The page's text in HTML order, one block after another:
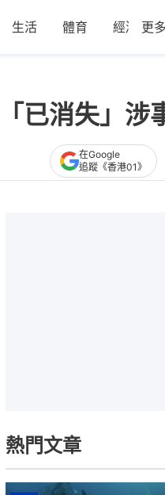
生活 體育 經濟 更多
已消失」涉
在Google
追蹤《香港01》
熱門文章